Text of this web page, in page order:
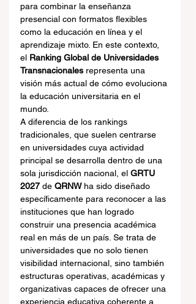
para combinar la enseñanza
presencial con formatos flexibles
como la educación en línea y el
aprendizaje mixto. En este contexto,
el Ranking Global de Universidades
Transnacionales representa una
visión más actual de cómo evoluciona
la educación universitaria en el
mundo.
A diferencia de los rankings
tradicionales, que suelen centrarse
en universidades cuya actividad
principal se desarrolla dentro de una
sola jurisdicción nacional, el GRTU
2027 de QRNW ha sido diseñado
específicamente para reconocer a las
instituciones que han logrado
construir una presencia académica
real en más de un país. Se trata de
universidades que no solo tienen
visibilidad internacional, sino también
estructuras operativas, académicas y
organizativas capaces de ofrecer una
experiencia educativa coherente a